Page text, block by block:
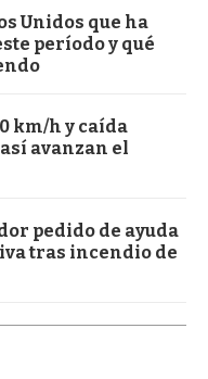
Unidos que ha
período y qué
km/h y caída
avanzan el
pedido de ayuda
tras incendio de